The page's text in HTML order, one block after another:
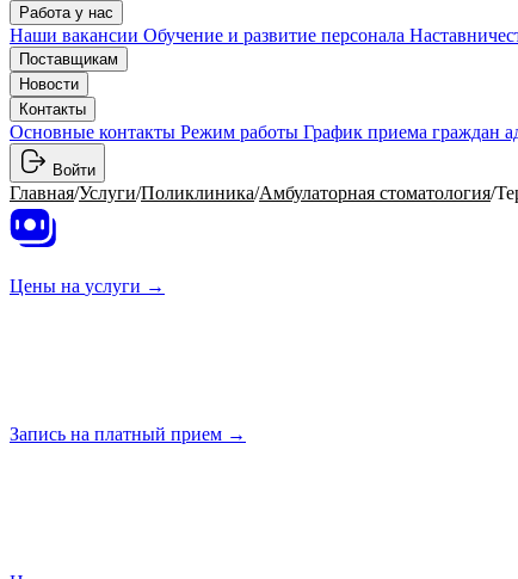
Работа у нас
Наши вакансии Обучение и развитие персонала
Поставщикам
Новости
Контакты
Основные контакты Режим работы График приема граждан
Войти
Главная/Услуги/Поликлиника/Амбулаторная стоматология/
Цены на услуги →
Запись на платный прием →